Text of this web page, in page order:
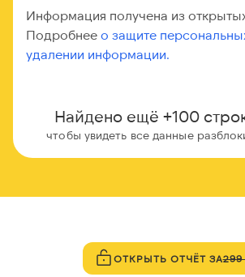
Информация получена из
Подробнее о защите
удалении информации.
Найдено ещё +100
чтобы увидеть все данные
ОТКРЫТЬ ОТЧЁТ ЗА299